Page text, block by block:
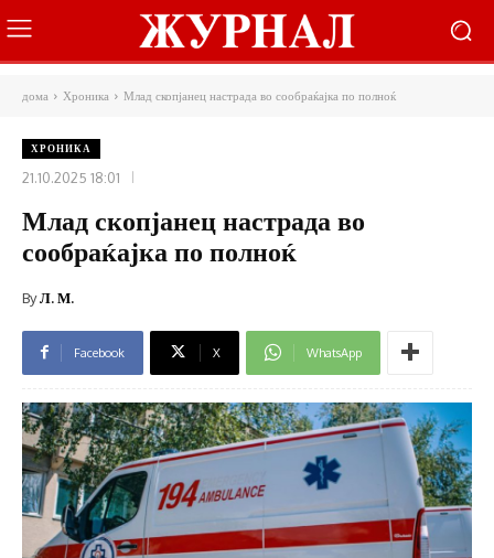
дома Хроника Млад скопјанец настрада во сообраќајка по полноќ
ХРОНИКА
21.10.2025 18:01
Млад скопјанец настрада во
сообраќајка по полноќ
ByЛ. М.
Facebook X WhatsApp